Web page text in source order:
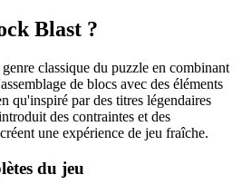
Blast ?
classique du puzzle en combinant
de blocs avec des éléments
qu'inspiré par des titres légendaires
des contraintes et des
une expérience de jeu fraîche.
du jeu